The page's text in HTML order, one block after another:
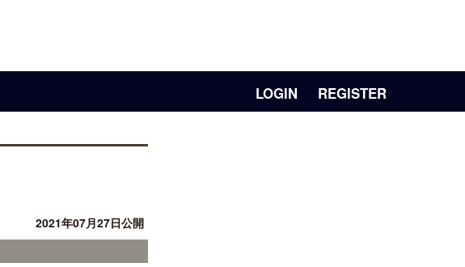
LOGIN REGISTER
2021年07月27日公開